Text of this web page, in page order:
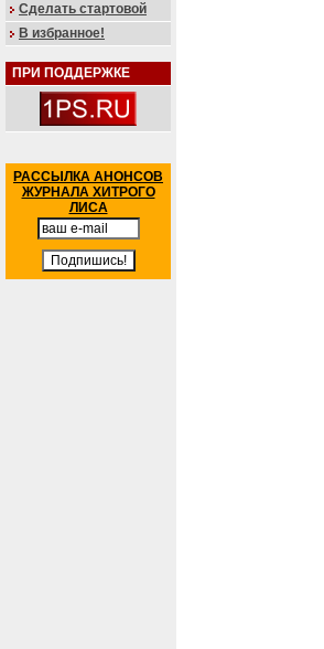
Сделать стартовой
В избранное!
ПРИ ПОДДЕРЖКЕ
РАССЫЛКА АНОНСОВ
ЖУРНАЛА ХИТРОГО
ЛИСА